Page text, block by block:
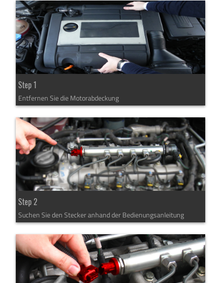
Step 1
Entfernen Sie die Motorabdeckung
Step 2
Suchen Sie den Stecker anhand der Bedienungsanleitung